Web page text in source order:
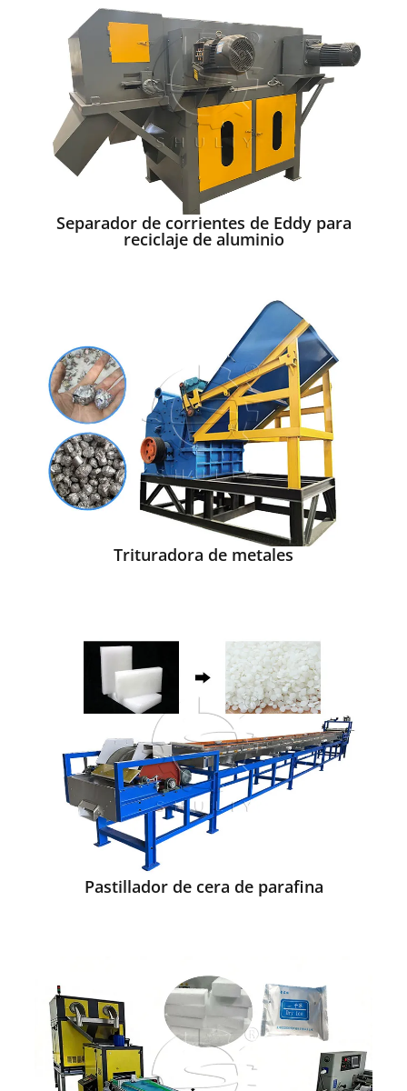
Separador de corrientes de Eddy para
reciclaje de aluminio
Trituradora de metales
Pastillador de cera de parafina